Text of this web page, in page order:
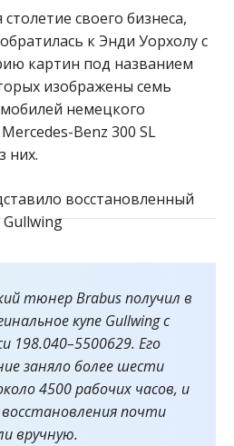
своего бизнеса,
к Энди Уорхолу с
картин под названием
изображены семь
немецкого
Benz 300 SL
них.
тюнер Brabus получил в
купе Gullwing с
198.040–5500629. Его
заняло более шести
4500 рабочих часов, и
почти
вручную.